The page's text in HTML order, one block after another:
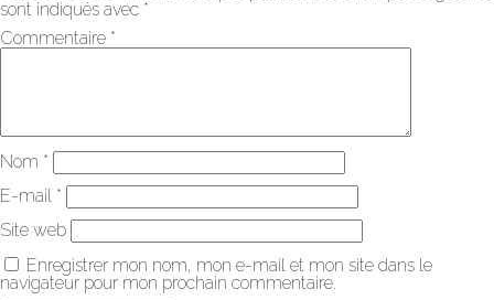
sont indiqués avec *
Commentaire *
Nom *
E-mail *
Site web
Enregistrer mon nom, mon e-mail et mon site dans le
navigateur pour mon prochain commentaire.